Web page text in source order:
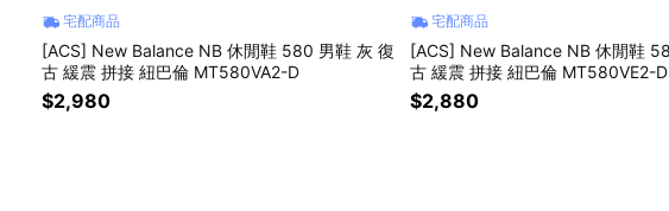
宅配商品
[ACS] New Balance NB 休閒鞋 580 男鞋 灰 復
古 緩震 拼接 紐巴倫 MT580VA2-D
$2,980
宅配商品
[ACS] New Balance NB 休閒鞋
古 緩震 拼接 紐巴倫 MT580VE2-D
$2,880